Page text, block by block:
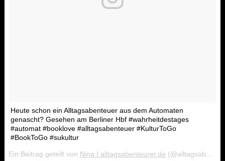
Heute schon ein Alltagsabenteuer aus dem Automaten
genascht? Gesehen am Berliner Hbf #wahrheitdestages
#automat #booklove #alltagsabenteuer #KulturToGo
#BookToGo #sukultur
Ein Beitrag geteilt von Nina I alltagsabenteurer.de (@alltagsabenteurer.de) am